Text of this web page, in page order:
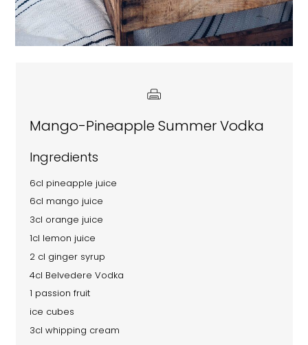
Mango-Pineapple Summer Vodka
Ingredients
6cl pineapple juice
6cl mango juice
3cl orange juice
1cl lemon juice
2 cl ginger syrup
4cl Belvedere Vodka
1 passion fruit
ice cubes
3cl whipping cream